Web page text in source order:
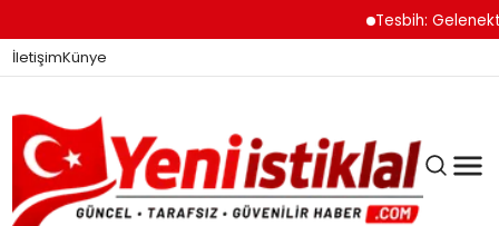
Tesbih: Gelenekten
İletişimKünye